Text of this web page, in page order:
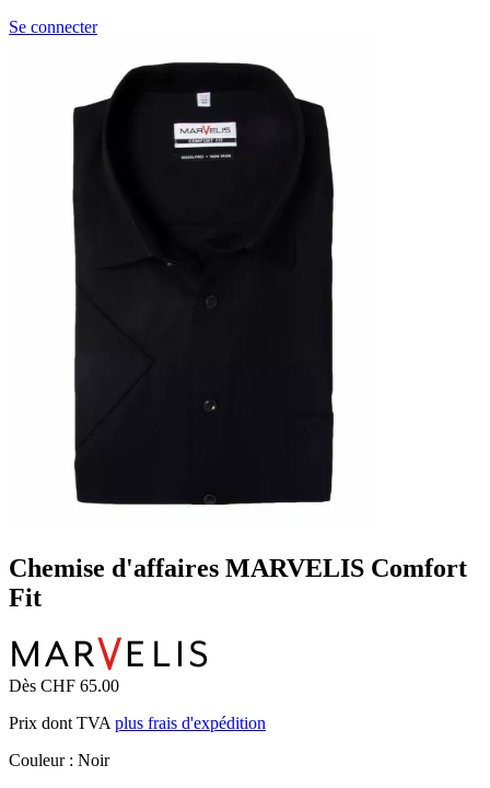
Se connecter
Chemise d'affaires MARVELIS Comfort
Fit
Dès CHF 65.00
Prix dont TVA plus frais d'expédition
Couleur : Noir